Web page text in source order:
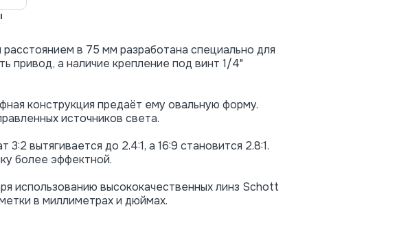
в 75 мм разработана специально для
привод, а наличие крепление под винт 1/4"
конструкция предаёт ему овальную форму.
источников света.
вытягивается до 2.4:1, а 16:9 становится 2.8:1.
более эффектной.
использованию высококачественных линз Schott
в миллиметрах и дюймах.